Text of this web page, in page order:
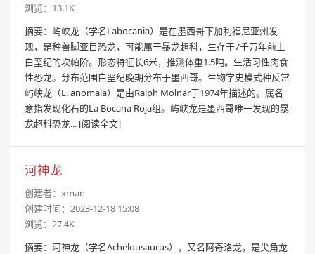
浏览：13.1K
摘要：屿峡龙（学名Labocania）是在墨西哥下加利福尼亚州发
现，是种兽脚亚目恐龙，可能属于暴龙超科，生存于7千万年前上
白垩纪的坎帕阶。形态特征长6米，推测体重1.5吨。生活习性肉食
性恐龙。分布范围白垩纪晚期分布于墨西哥。生物学史模式种反常
屿峡龙（L. anomala）是由Ralph Molnar于1974年描述的。属名
意指发现化石的La Bocana Roja组。屿峡龙是墨西哥唯一发现的暴
龙超科恐龙... [阅读全文]
河神龙
创建者： xman
创建时间：2023-12-18 15:08
浏览：27.4K
摘要：河神龙（学名Achelousaurus），又名阿奇洛龙，是尖角龙